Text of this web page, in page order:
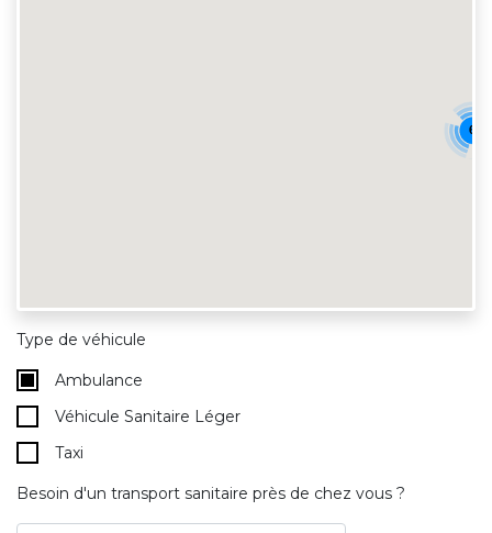
6
Type de véhicule
Ambulance
Véhicule Sanitaire Léger
Taxi
Besoin d'un transport sanitaire près de chez vous ?